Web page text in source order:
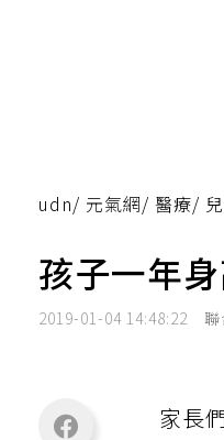
udn/ 元氣網/ 醫療/
孩子一年
2019-01-04 14:48:22
家長